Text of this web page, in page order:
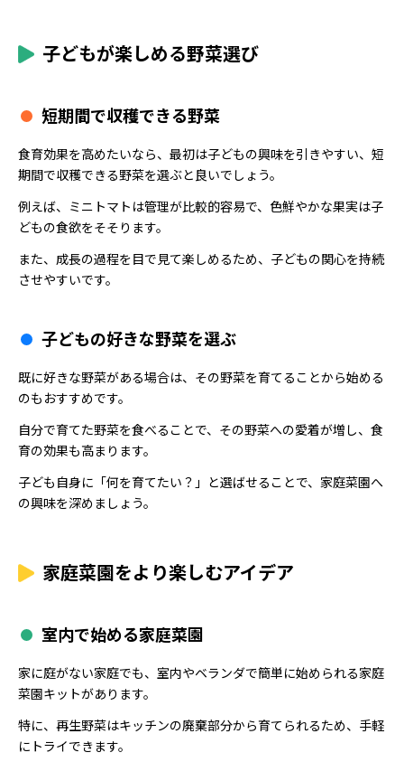
子どもが楽しめる野菜選び
短期間で収穫できる野菜
食育効果を高めたいなら、最初は子どもの興味を引きやすい、短
期間で収穫できる野菜を選ぶと良いでしょう。
例えば、ミニトマトは管理が比較的容易で、色鮮やかな果実は子
どもの食欲をそそります。
また、成長の過程を目で見て楽しめるため、子どもの関心を持続
させやすいです。
子どもの好きな野菜を選ぶ
既に好きな野菜がある場合は、その野菜を育てることから始める
のもおすすめです。
自分で育てた野菜を食べることで、その野菜への愛着が増し、食
育の効果も高まります。
子ども自身に「何を育てたい？」と選ばせることで、家庭菜園へ
の興味を深めましょう。
家庭菜園をより楽しむアイデア
室内で始める家庭菜園
家に庭がない家庭でも、室内やベランダで簡単に始められる家庭
菜園キットがあります。
特に、再生野菜はキッチンの廃棄部分から育てられるため、手軽
にトライできます。